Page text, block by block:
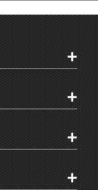
+
+
+
+